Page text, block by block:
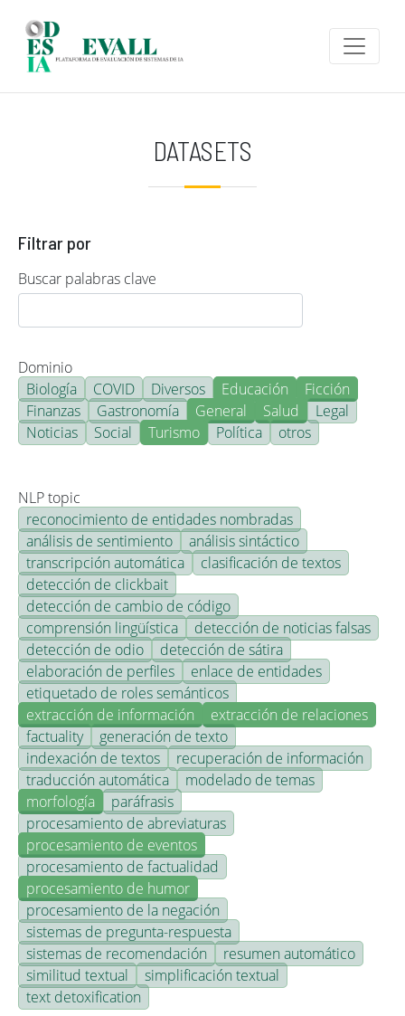
DATASETS
Filtrar por
Buscar palabras clave
Dominio
Biología
COVID Diversos Educación
Ficción
Finanzas
Gastronomía General Salud
Legal
Noticias
Social Turismo Política otros
NLP topic
reconocimiento de entidades nombradas
análisis de sentimiento
análisis sintáctico
transcripción automática
clasificación de textos
detección de clickbait
detección de cambio de código
comprensión lingüística
detección de noticias falsas
detección de odio
detección de sátira
elaboración de perfiles
enlace de entidades
etiquetado de roles semánticos
extracción de información
extracción de relaciones
factuality
generación de texto
indexación de textos
recuperación de información
traducción automática
modelado de temas
morfología
paráfrasis
procesamiento de abreviaturas
procesamiento de eventos
procesamiento de factualidad
procesamiento de humor
procesamiento de la negación
sistemas de pregunta-respuesta
sistemas de recomendación
resumen automático
similitud textual
simplificación textual
text detoxification